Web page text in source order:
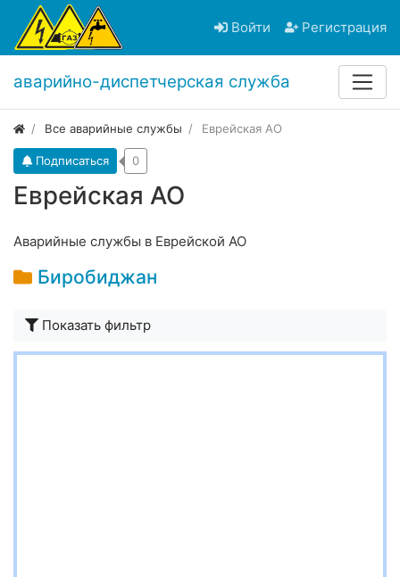
Войти Регистрация
аварийно-диспетчерская служба
Все аварийные службы Еврейская АО
Еврейская АО
Подписаться 0
Аварийные службы в Еврейской АО
Биробиджан
Показать фильтр